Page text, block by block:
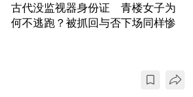
古代没监视器身份证 青楼女子为
何不逃跑？被抓回与否下场同样惨